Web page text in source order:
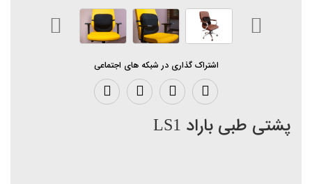
اشتراک گذاری در شبکه های اجتماعی
پشتی طبی باراد LS1